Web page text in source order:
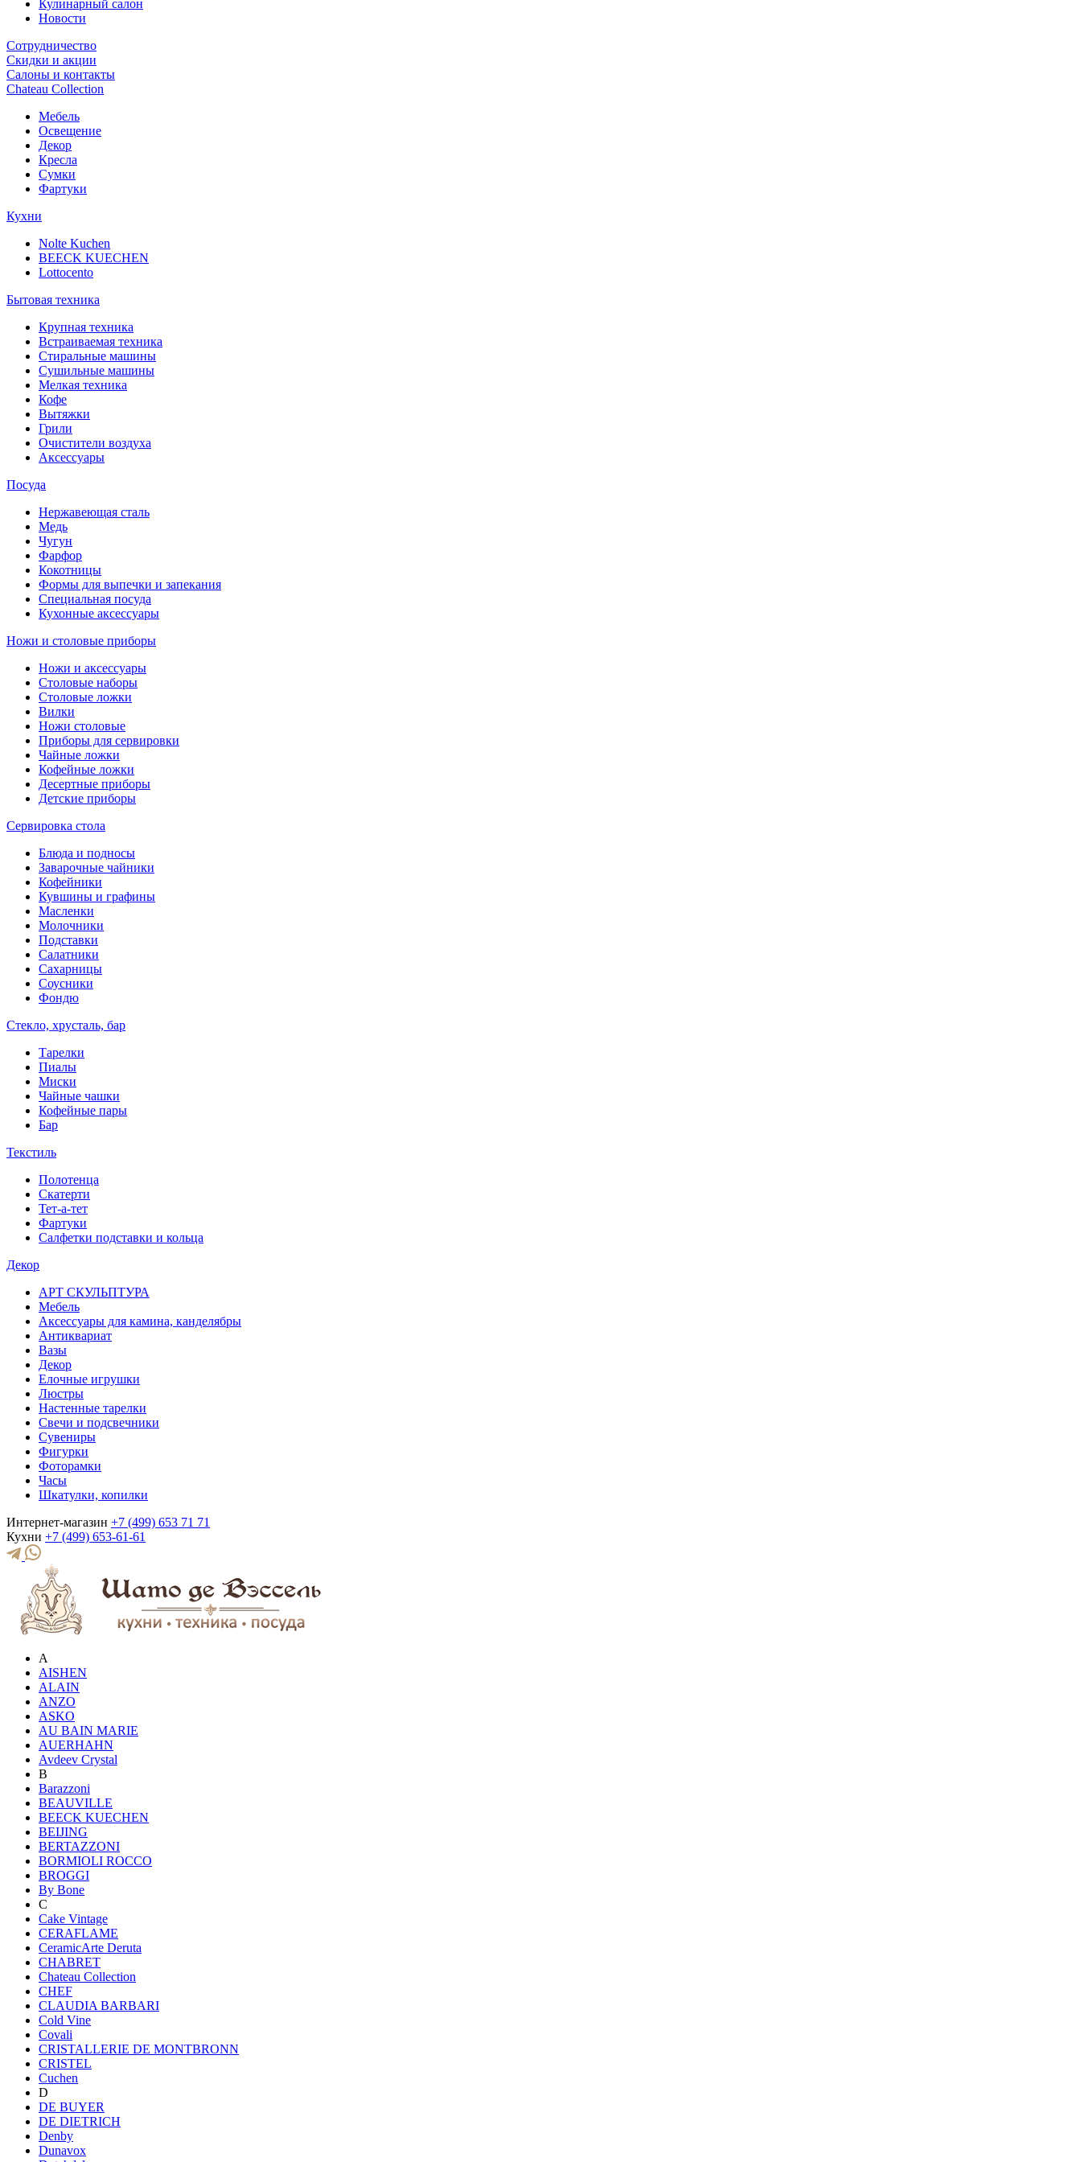
Кулинарный салон
Новости
Сотрудничество
Скидки и акции
Салоны и контакты
Chateau Collection
Мебель
Освещение
Декор
Кресла
Сумки
Фартуки
Кухни
Nolte Kuchen
BEECK KUECHEN
Lottocento
Бытовая техника
Крупная техника
Встраиваемая техника
Стиральные машины
Сушильные машины
Мелкая техника
Кофе
Вытяжки
Грили
Очистители воздуха
Аксессуары
Посуда
Нержавеющая сталь
Медь
Чугун
Фарфор
Кокотницы
Формы для выпечки и запекания
Специальная посуда
Кухонные аксессуары
Ножи и столовые приборы
Ножи и аксессуары
Столовые наборы
Столовые ложки
Вилки
Ножи столовые
Приборы для сервировки
Чайные ложки
Кофейные ложки
Десертные приборы
Детские приборы
Сервировка стола
Блюда и подносы
Заварочные чайники
Кофейники
Кувшины и графины
Масленки
Молочники
Подставки
Салатники
Сахарницы
Соусники
Фондю
Стекло, хрусталь, бар
Тарелки
Пиалы
Миски
Чайные чашки
Кофейные пары
Бар
Текстиль
Полотенца
Скатерти
Тет-а-тет
Фартуки
Салфетки подставки и кольца
Декор
АРТ СКУЛЬПТУРА
Мебель
Аксессуары для камина, канделябры
Антиквариат
Вазы
Декор
Елочные игрушки
Люстры
Настенные тарелки
Свечи и подсвечники
Сувениры
Фигурки
Фоторамки
Часы
Шкатулки, копилки
Интернет-магазин +7 (499) 653 71 71
Кухни +7 (499) 653-61-61
A
AISHEN
ALAIN
ANZO
ASKO
AU BAIN MARIE
AUERHAHN
Avdeev Crystal
B
Barazzoni
BEAUVILLE
BEECK KUECHEN
BEIJING
BERTAZZONI
BORMIOLI ROCCO
BROGGI
By Bone
C
Cake Vintage
CERAFLAME
CeramicArte Deruta
CHABRET
Chateau Collection
CHEF
CLAUDIA BARBARI
Cold Vine
Covali
CRISTALLERIE DE MONTBRONN
CRISTEL
Cuchen
D
DE BUYER
DE DIETRICH
Denby
Dunavox